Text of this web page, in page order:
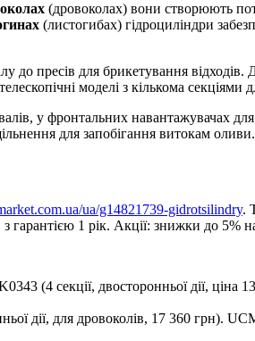
(дровоколах) вони створюють
(листогибах) гідроциліндри
до пресів для брикетування відходів.
моделі з кількома
у фронтальних навантажувачах
для запобігання витокам оливи.
ua/g14821739-gidrotsilindry.
гарантією 1 рік. Акції: знижки до 5%
(4 секції, двосторонньої дії,
дії, для дровоколів, 17 360 грн).